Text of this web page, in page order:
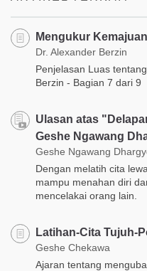
Mengukur
Dr. Alexander Berzin
Penjelasan Luas
Berzin - Bagian 7 dari 9
Ulasan atas
Geshe Ngawang
Geshe Ngawang
Dengan melatih cita
mampu menahan diri
mencelakai orang lain.
Latihan-Cita Tujuh-
Geshe Chekawa
Ajaran tentang